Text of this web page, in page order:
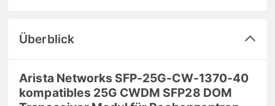
Überblick
Arista Networks SFP-25G-CW-1370-40
kompatibles 25G CWDM SFP28 DOM